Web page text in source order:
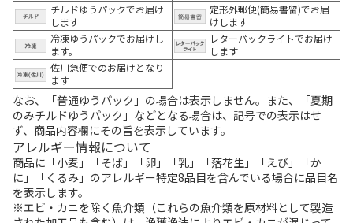
チルドゆうパックでお届け
します
定形外郵便(簡易書留)でお届
けします
冷凍ゆうパックでお届けし
ます。
レターパックライトでお届け
します
佐川急便でのお届けとなり
ます
なお、「普通ゆうパック」の場合は表示しません。また、「夏期
のみチルドゆうパック」などとなる場合は、記号での表示はせ
ず、商品内容欄にその旨を表示しています。
アレルギー情報について
商品に「小麦」「そば」「卵」「乳」「落花生」「えび」「か
に」「くるみ」のアレルギー特定8品目を含んでいる場合に品目名
を表示します。
※エビ・カニを除く魚介類（これらの魚介類を原材料として製造